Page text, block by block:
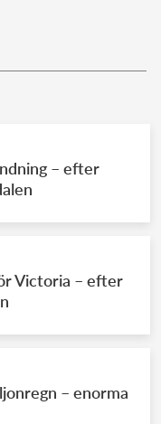
– efter
Victoria – efter
– enorma